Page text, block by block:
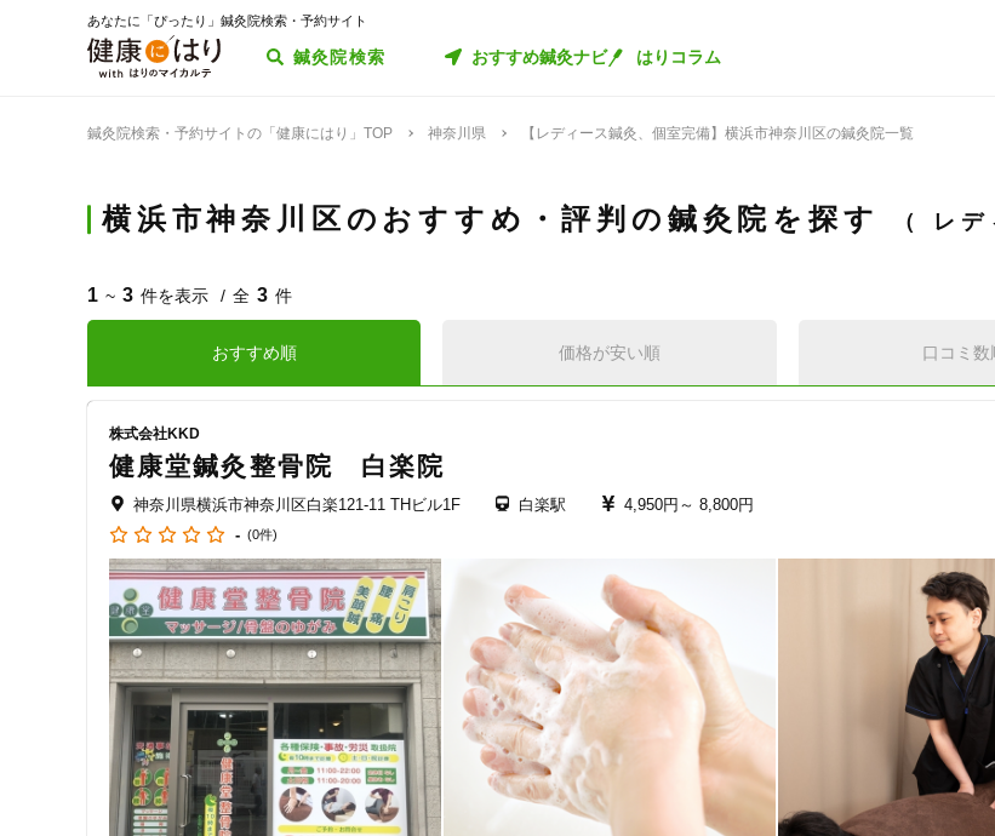
あなたに「ぴったり」鍼灸院検索・予約サイト
鍼灸院検索 おすすめ鍼灸ナビ はりコラム
鍼灸院検索・予約サイトの「健康にはり」TOP 神奈川県 【レディース鍼灸、個室完備】横浜市神奈川区の鍼灸院一覧
横浜市神奈川区のおすすめ・評判の鍼灸院を探す レデ
1 ~ 3 件を表示 全 3 件
おすすめ順 価格が安い順 口コミ数
株式会社KKD
健康堂鍼灸整骨院 白楽院
神奈川県横浜市神奈川区白楽121-11 THビル1F 白楽駅 4,950円～ 8,800円
- (0件)